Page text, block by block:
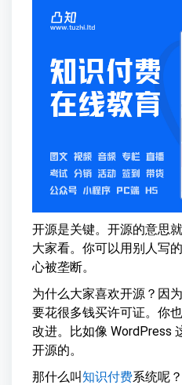
开源是关键。开源的意思
大家看。你可以用别人写
心被垄断。
为什么大家喜欢开源？因
要花很多钱买许可证。你
改进。比如像 WordPress
开源的。
那什么叫知识付费系统呢